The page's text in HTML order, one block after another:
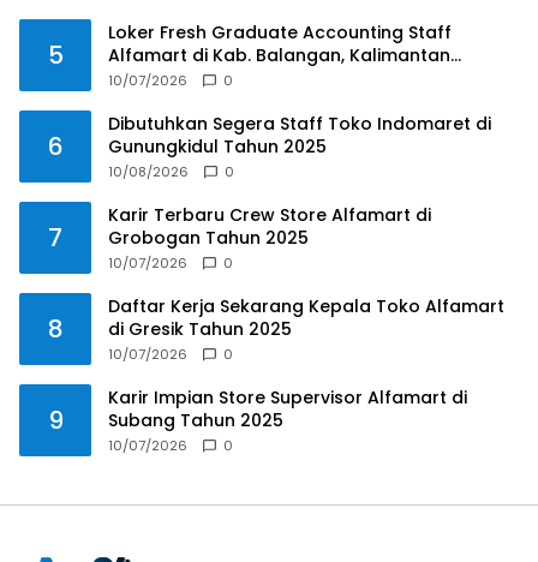
5
Loker Fresh Graduate Accounting Staff
Alfamart di Kab. Balangan, Kalimantan
Selatan Tahun 2025
10/07/2026 0
6
Dibutuhkan Segera Staff Toko Indomaret di
Gunungkidul Tahun 2025
10/08/2026 0
7
Karir Terbaru Crew Store Alfamart di
Grobogan Tahun 2025
10/07/2026 0
8
Daftar Kerja Sekarang Kepala Toko Alfamart
di Gresik Tahun 2025
10/07/2026 0
9
Karir Impian Store Supervisor Alfamart di
Subang Tahun 2025
10/07/2026 0